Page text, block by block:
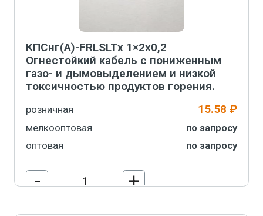
КПСнг(А)-FRLSLTx 1×2х0,2
Огнестойкий кабель с пониженным
газо- и дымовыделением и низкой
токсичностью продуктов горения.
розничная 15.58 ₽
мелкооптовая
по запросу
оптовая
по запросу
- +